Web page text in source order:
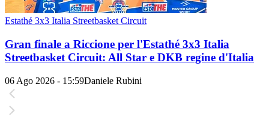
Estathé 3x3 Italia Streetbasket Circuit
Gran finale a Riccione per l'Estathé 3x3 Italia
Streetbasket Circuit: All Star e DKB regine d'Italia
06 Ago 2026 - 15:59Daniele Rubini